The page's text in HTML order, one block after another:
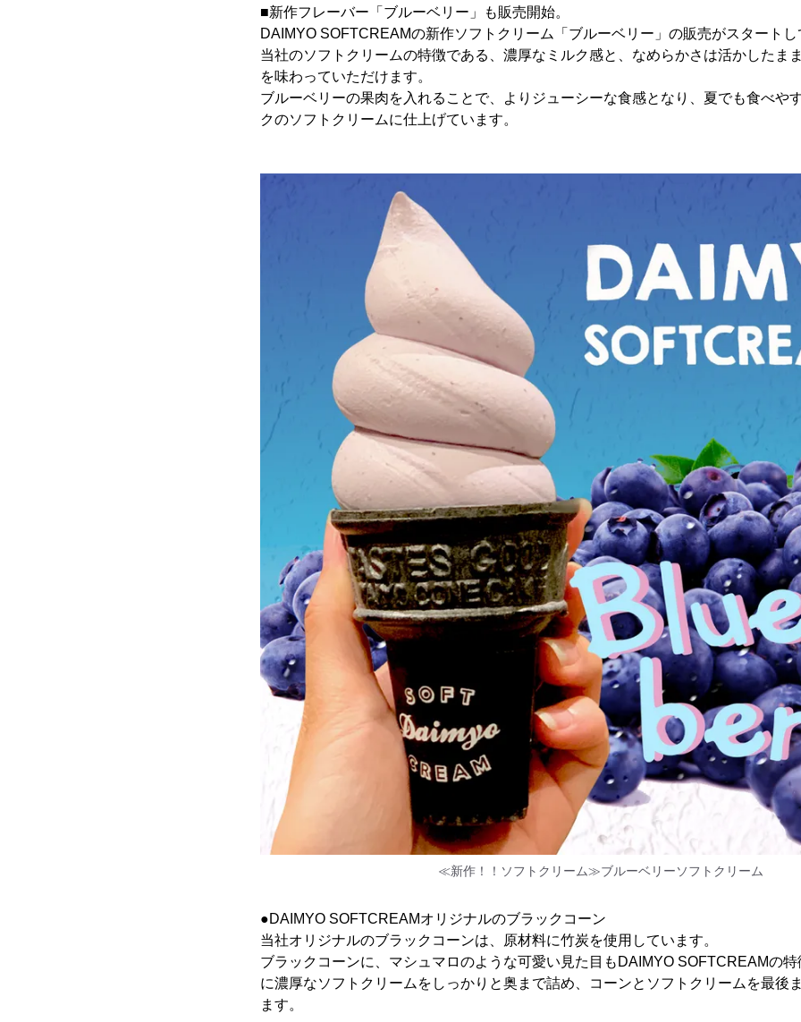
■新作フレーバー「ブルーベリー」も販売開始。
DAIMYO SOFTCREAMの新作ソフトクリーム「ブルーベリー」の販売がスタート
当社のソフトクリームの特徴である、濃厚なミルク感と、なめらかさは活かしたま
を味わっていただけます。
ブルーベリーの果肉を入れることで、よりジューシーな食感となり、夏でも食べや
クのソフトクリームに仕上げています。
≪新作！！ソフトクリーム≫ブルーベリーソフトクリーム
●DAIMYO SOFTCREAMオリジナルのブラックコーン
当社オリジナルのブラックコーンは、原材料に竹炭を使用しています。
ブラックコーンに、マシュマロのような可愛い見た目もDAIMYO SOFTCREAMの
に濃厚なソフトクリームをしっかりと奥まで詰め、コーンとソフトクリームを最後
ます。